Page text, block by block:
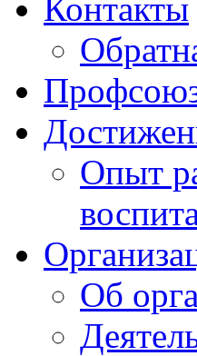
Контакты
Опыт
Об